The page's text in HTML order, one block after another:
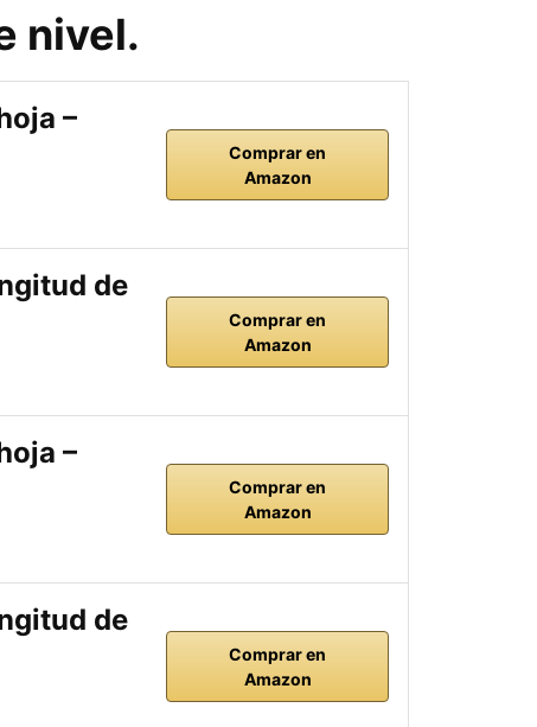
nivel.
–
Comprar en
Amazon
de
Comprar en
Amazon
–
Comprar en
Amazon
de
Comprar en
Amazon